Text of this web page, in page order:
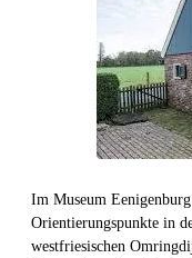
Im Museum
Orientierungspunkte in
westfriesischen